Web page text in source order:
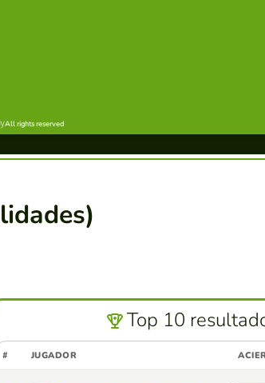
Top 10
# JUGADOR